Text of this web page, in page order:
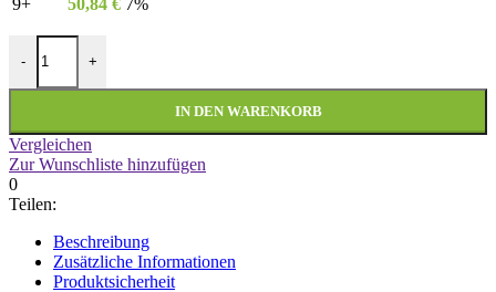
-
Botanica - Insekten- und Balsam Set Menge
+
IN DEN WARENKORB
Vergleichen
Zur Wunschliste hinzufügen
0
Teilen:
Beschreibung
Zusätzliche Informationen
Produktsicherheit